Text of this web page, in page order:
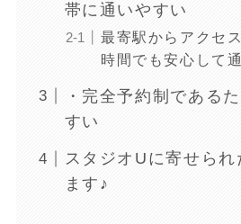
帯に通いやすい
最寄駅からアクセ
時間でも安心して
・完全予約制である
すい
スタジオUに寄せられ
ます♪